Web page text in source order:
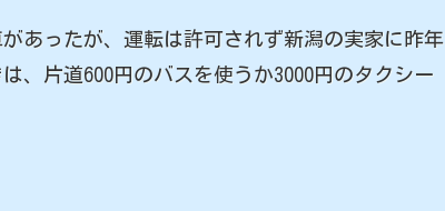
あったが、運転は許可されず新潟の実家に昨年
、片道600円のバスを使うか3000円のタクシー